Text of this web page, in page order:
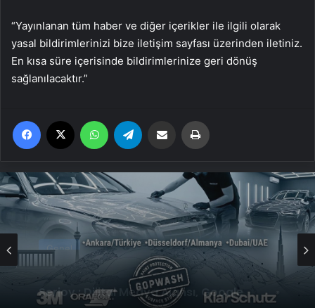
“Yayınlanan tüm haber ve diğer içerikler ile ilgili olarak
yasal bildirimlerinizi bize iletişim sayfası üzerinden iletiniz.
En kısa süre içerisinde bildirimlerinize geri dönüş
sağlanılacaktır.”
Facebook WhatsApp Email'den paylaş
Genel
Genel
UETDS Nedir ? Uetds.com İle Akıllı Dijital
Taşımacılık Yazılımı